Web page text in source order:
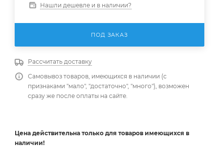
Нашли дешевле и в наличии?
ПОД ЗАКАЗ
Рассчитать доставку
Самовывоз товаров, имеющихся в наличии (с
признаками "мало", "достаточно", "много"), возможен
сразу же после оплаты на сайте.
Цена действительна только для товаров имеющихся в
наличии!